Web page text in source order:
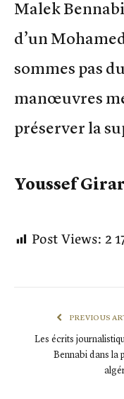
Malek
d’un
sommes pas
manœuvres
préserver la
Youssef
Post Views:2
PREVIOUS
Les écrits
Bennabi dans la